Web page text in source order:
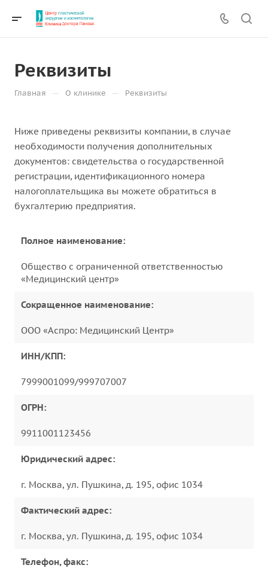
Реквизиты
Главная — О клинике — Реквизиты
Ниже приведены реквизиты компании, в случае
необходимости получения дополнительных
документов: свидетельства о государственной
регистрации, идентификационного номера
налогоплательщика вы можете обратиться в
бухгалтерию предприятия.
Полное наименование:
Общество с ограниченной ответственностью
«Медицинский центр»
Сокращенное наименование:
ООО «Аспро: Медицинский Центр»
ИНН/КПП:
7999001099/999707007
ОГРН:
9911001123456
Юридический адрес:
г. Москва, ул. Пушкина, д. 195, офис 1034
Фактический адрес:
г. Москва, ул. Пушкина, д. 195, офис 1034
Телефон, факс: